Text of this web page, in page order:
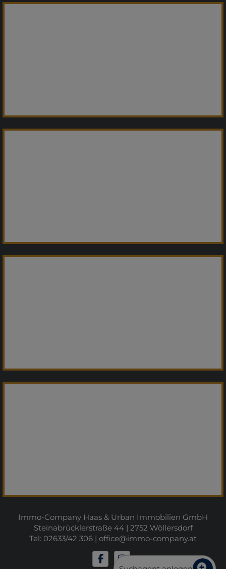
Immo-Company Haas & Urban Immobilien GmbH
Steinabrücklerstraße 44 | 2752 Wöllersdorf
Tel: 02633/42 306 | office@immo-company.at